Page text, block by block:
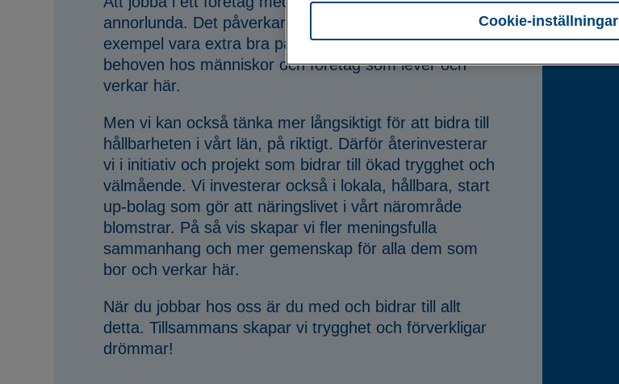
annorlunda. Det påverkar nästan allt vi gör. Vi måste till
exempel vara extra bra på att förstå de verkliga
behoven hos människor och företag som lever och
verkar här.
Men vi kan också tänka mer långsiktigt för att bidra till
hållbarheten i vårt län, på riktigt. Därför återinvesterar
vi i initiativ och projekt som bidrar till ökad trygghet och
välmående. Vi investerar också i lokala, hållbara, start
up-bolag som gör att näringslivet i vårt närområde
blomstrar. På så vis skapar vi fler meningsfulla
sammanhang och mer gemenskap för alla dem som
bor och verkar här.
När du jobbar hos oss är du med och bidrar till allt
detta. Tillsammans skapar vi trygghet och förverkligar
drömmar!
Cookie-inställningar